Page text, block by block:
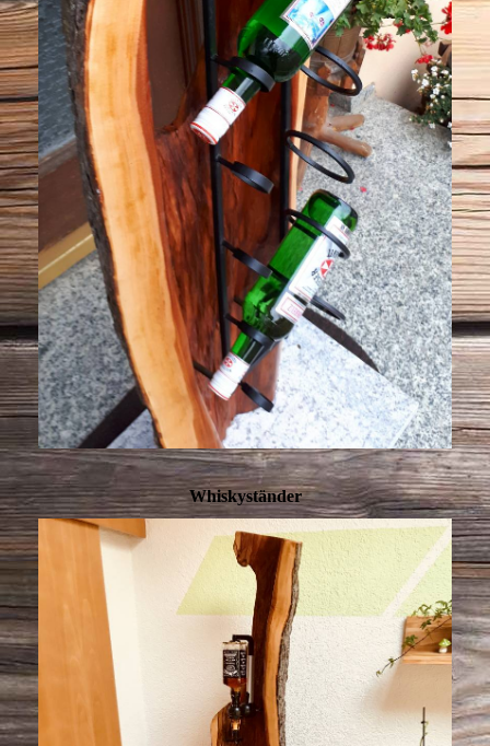
Whiskyständer